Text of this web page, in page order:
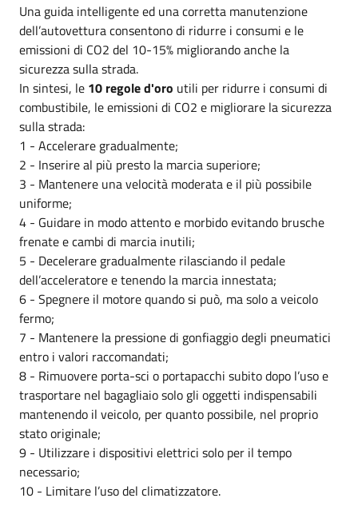
Una guida intelligente ed una corretta manutenzione
dell’autovettura consentono di ridurre i consumi e le
emissioni di CO2 del 10-15% migliorando anche la
sicurezza sulla strada.
In sintesi, le 10 regole d'oro utili per ridurre i consumi di
combustibile, le emissioni di CO2 e migliorare la sicurezza
sulla strada:
1 - Accelerare gradualmente;
2 - Inserire al più presto la marcia superiore;
3 - Mantenere una velocità moderata e il più possibile
uniforme;
4 - Guidare in modo attento e morbido evitando brusche
frenate e cambi di marcia inutili;
5 - Decelerare gradualmente rilasciando il pedale
dell’acceleratore e tenendo la marcia innestata;
6 - Spegnere il motore quando si può, ma solo a veicolo
fermo;
7 - Mantenere la pressione di gonfiaggio degli pneumatici
entro i valori raccomandati;
8 - Rimuovere porta-sci o portapacchi subito dopo l’uso e
trasportare nel bagagliaio solo gli oggetti indispensabili
mantenendo il veicolo, per quanto possibile, nel proprio
stato originale;
9 - Utilizzare i dispositivi elettrici solo per il tempo
necessario;
10 - Limitare l’uso del climatizzatore.